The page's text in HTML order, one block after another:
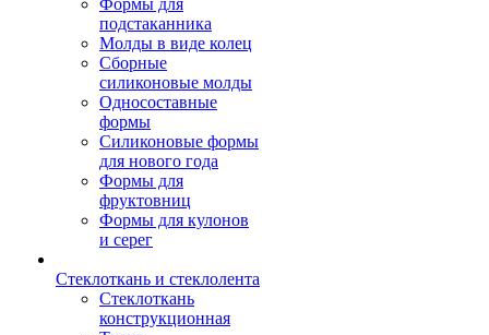
Формы для
подстаканника
Молды в виде колец
Сборные
силиконовые молды
Односоставные
формы
Силиконовые формы
для нового года
Формы для
фруктовниц
Формы для кулонов
и серег
Стеклоткань и стеклолента
Стеклоткань
конструкционная